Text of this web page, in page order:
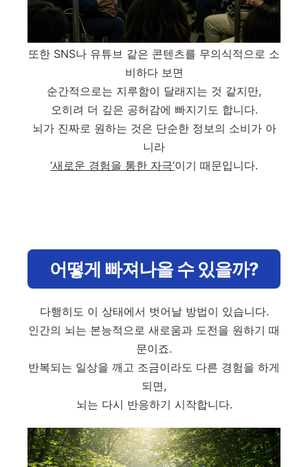
또한 SNS나 유튜브 같은 콘텐츠를 무의식적으로 소
비하다 보면
순간적으로는 지루함이 달래지는 것 같지만,
오히려 더 깊은 공허감에 빠지기도 합니다.
뇌가 진짜로 원하는 것은 단순한 정보의 소비가 아
니라
‘새로운 경험을 통한 자극’이기 때문입니다.
어떻게 빠져나올 수 있을까?
다행히도 이 상태에서 벗어날 방법이 있습니다.
인간의 뇌는 본능적으로 새로움과 도전을 원하기 때
문이죠.
반복되는 일상을 깨고 조금이라도 다른 경험을 하게
되면,
뇌는 다시 반응하기 시작합니다.